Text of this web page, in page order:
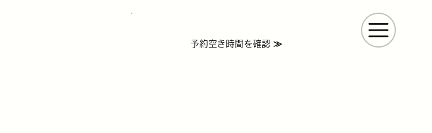
予約空き時間を確認 ≫